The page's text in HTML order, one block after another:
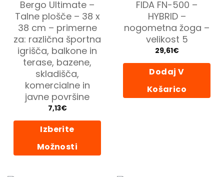
Bergo Ultimate –
Talne plošče – 38 x
38 cm – primerne
za: različna športna
igrišča, balkone in
terase, bazene,
skladišča,
komercialne in
javne površine
7,13€
Izberite
Možnosti
FIDA FN-500 –
HYBRID –
nogometna žoga –
velikost 5
29,61€
Dodaj V
Košarico